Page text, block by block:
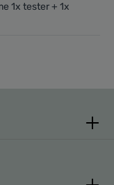
1x tester + 1x